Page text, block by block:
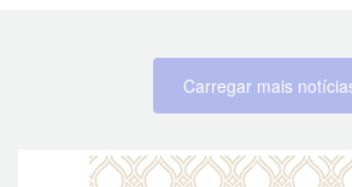
Carregar mais